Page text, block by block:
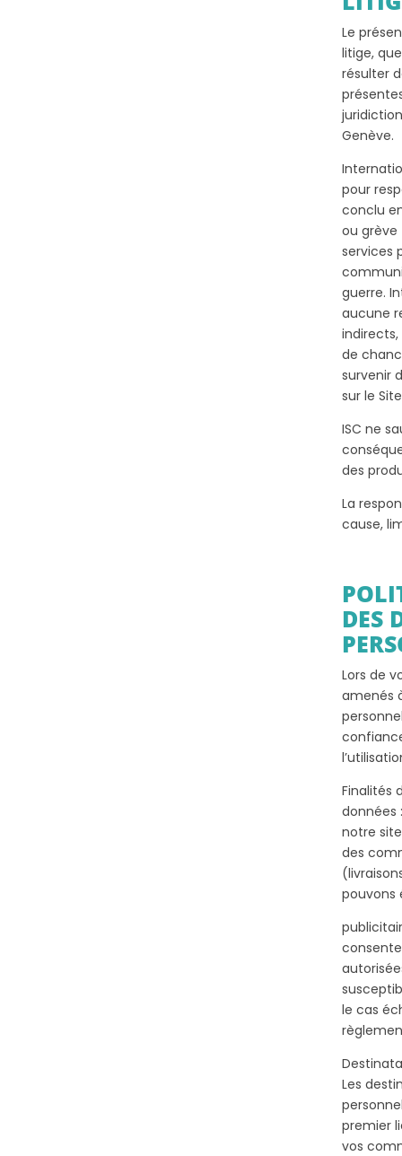
Le
litige,
résulter
Genève.
pour
conclu
ou
services
guerre.
aucune
de
survenir
sur le
ISC ne
des
La
cause,
DES
Lors de
amenés
Finalités
données
notre
des
pouvons
le cas
Les
premier
vos